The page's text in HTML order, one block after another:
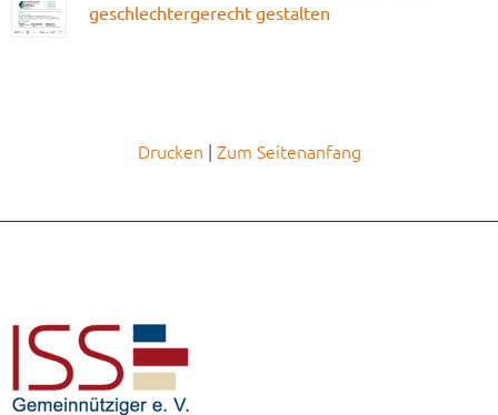
geschlechtergerecht gestalten
Drucken Zum Seitenanfang